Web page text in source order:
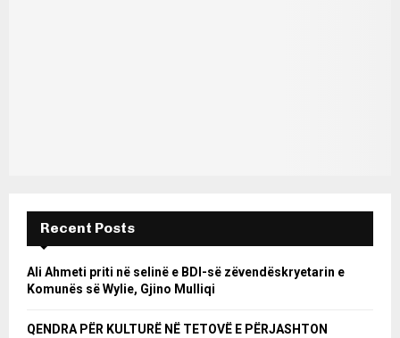
Recent Posts
Ali Ahmeti priti në selinë e BDI-së zëvendëskryetarin e
Komunës së Wylie, Gjino Mulliqi
QENDRA PËR KULTURË NË TETOVË E PËRJASHTON